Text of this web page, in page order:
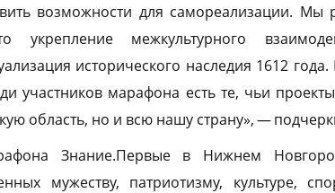
возможности для самореализации. Мы
укрепление межкультурного
исторического наследия 1612
участников марафона есть те, чьи
область, но и всю нашу страну», —
Знание.Первые в Нижнем
мужеству, патриотизму, культуре,